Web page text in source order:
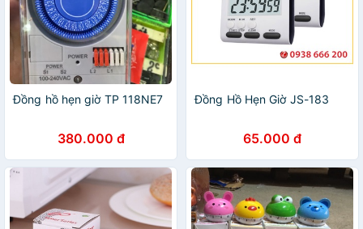
Đồng hồ hẹn giờ TP 118NE7
380.000 đ
Đồng Hồ Hẹn Giờ JS-183
65.000 đ